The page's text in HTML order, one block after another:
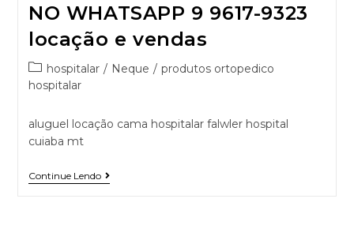
NO WHATSAPP 9 9617-9323
locação e vendas
hospitalar / Neque / produtos ortopedico
hospitalar
aluguel locação cama hospitalar falwler hospital
cuiaba mt
Continue Lendo